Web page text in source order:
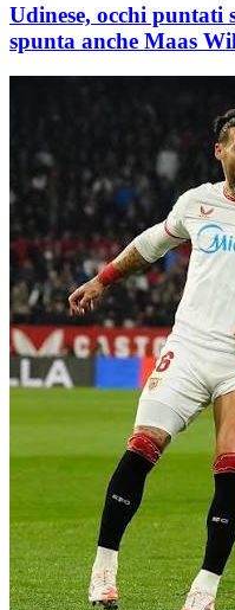
Udinese, occhi puntati
spunta anche Maas